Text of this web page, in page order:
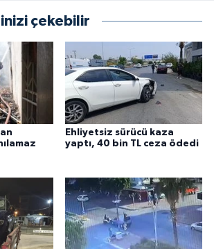
çekebilir
Ehliyetsiz sürücü kaza
yaptı, 40 bin TL ceza ödedi